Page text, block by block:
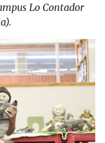
Lo Contador